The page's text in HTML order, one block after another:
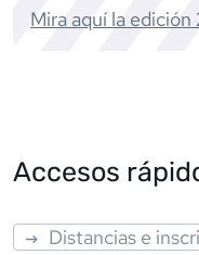
Mira aquí la edición
Accesos
Distancias e